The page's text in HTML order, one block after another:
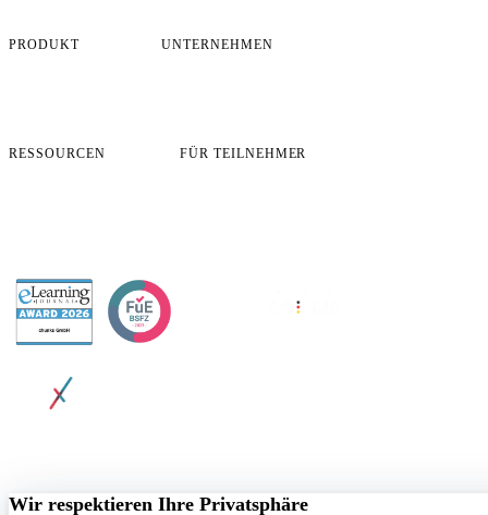
PRODUKT UNTERNEHMEN
RESSOURCEN FÜR TEILNEHMER
Wir respektieren Ihre Privatsphäre